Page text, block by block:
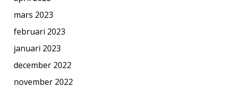
mars 2023
februari 2023
januari 2023
december 2022
november 2022